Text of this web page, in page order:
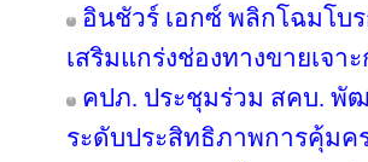
อินชัวร์ เอกซ์ พลิกโฉมโบ
เสริมแกร่งช่องทางขายเจ
คปภ. ประชุมร่วม สคบ. พัฒ
ระดับประสิทธิภาพการคุ้มค